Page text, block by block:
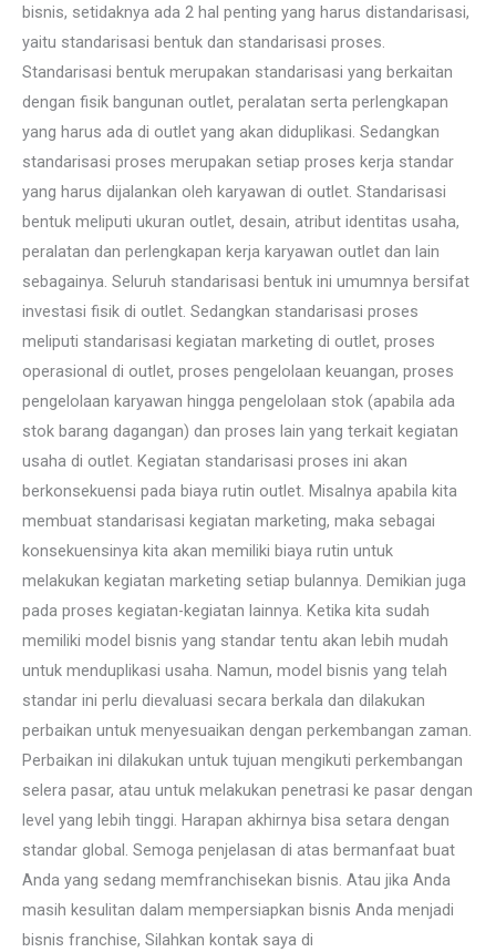
bisnis, setidaknya ada 2 hal penting yang harus distandarisasi,
yaitu standarisasi bentuk dan standarisasi proses.
Standarisasi bentuk merupakan standarisasi yang berkaitan
dengan fisik bangunan outlet, peralatan serta perlengkapan
yang harus ada di outlet yang akan diduplikasi. Sedangkan
standarisasi proses merupakan setiap proses kerja standar
yang harus dijalankan oleh karyawan di outlet. Standarisasi
bentuk meliputi ukuran outlet, desain, atribut identitas usaha,
peralatan dan perlengkapan kerja karyawan outlet dan lain
sebagainya. Seluruh standarisasi bentuk ini umumnya bersifat
investasi fisik di outlet. Sedangkan standarisasi proses
meliputi standarisasi kegiatan marketing di outlet, proses
operasional di outlet, proses pengelolaan keuangan, proses
pengelolaan karyawan hingga pengelolaan stok (apabila ada
stok barang dagangan) dan proses lain yang terkait kegiatan
usaha di outlet. Kegiatan standarisasi proses ini akan
berkonsekuensi pada biaya rutin outlet. Misalnya apabila kita
membuat standarisasi kegiatan marketing, maka sebagai
konsekuensinya kita akan memiliki biaya rutin untuk
melakukan kegiatan marketing setiap bulannya. Demikian juga
pada proses kegiatan-kegiatan lainnya. Ketika kita sudah
memiliki model bisnis yang standar tentu akan lebih mudah
untuk menduplikasi usaha. Namun, model bisnis yang telah
standar ini perlu dievaluasi secara berkala dan dilakukan
perbaikan untuk menyesuaikan dengan perkembangan zaman.
Perbaikan ini dilakukan untuk tujuan mengikuti perkembangan
selera pasar, atau untuk melakukan penetrasi ke pasar dengan
level yang lebih tinggi. Harapan akhirnya bisa setara dengan
standar global. Semoga penjelasan di atas bermanfaat buat
Anda yang sedang memfranchisekan bisnis. Atau jika Anda
masih kesulitan dalam mempersiapkan bisnis Anda menjadi
bisnis franchise, Silahkan kontak saya di